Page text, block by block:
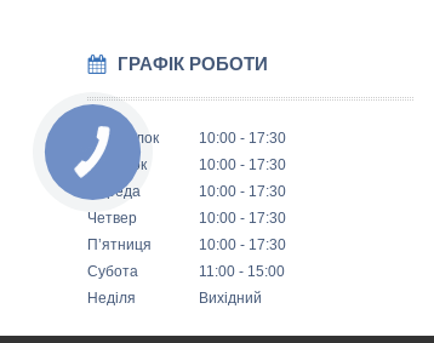
ГРАФІК РОБОТИ
Понеділок 10:00
17:30
Вівторок
10:00
17:30
Середа
10:00
17:30
Четвер
10:00
17:30
Пʼятниця
10:00
17:30
Субота
11:00
15:00
Неділя
Вихідний